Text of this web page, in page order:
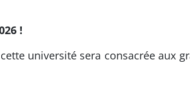
!
université sera consacrée aux